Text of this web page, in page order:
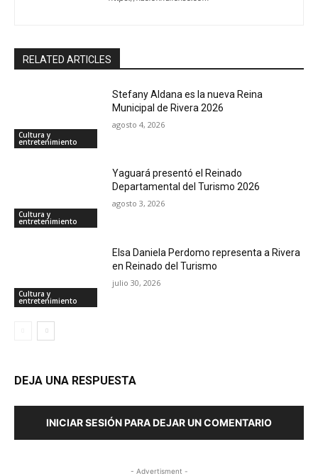
RELATED ARTICLES
Cultura y
entretenimiento
Stefany Aldana es la nueva Reina
Municipal de Rivera 2026
agosto 4, 2026
Cultura y
entretenimiento
Yaguará presentó el Reinado
Departamental del Turismo 2026
agosto 3, 2026
Cultura y
entretenimiento
Elsa Daniela Perdomo representa a Rivera
en Reinado del Turismo
julio 30, 2026
DEJA UNA RESPUESTA
INICIAR SESIÓN PARA DEJAR UN COMENTARIO
- Advertisment -